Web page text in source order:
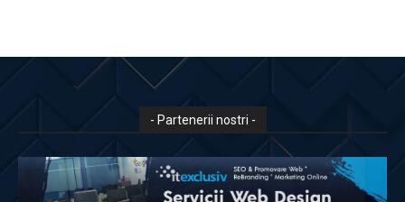
- Partenerii nostri -